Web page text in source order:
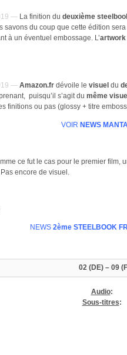
— La finition du deuxième
savons du coup que cette édition
à un éventuel embossage. L’
— Amazon.fr dévoile le visuel du
puisqu’il s’agit du même
finitions ou pas (glossy + titre
VOIR NEWS
ce fut le cas pour le premier film,
encore de visuel.
NEWS2ème STEELBOOK
02 (DE) – 09
Audio:
Sous-titres: